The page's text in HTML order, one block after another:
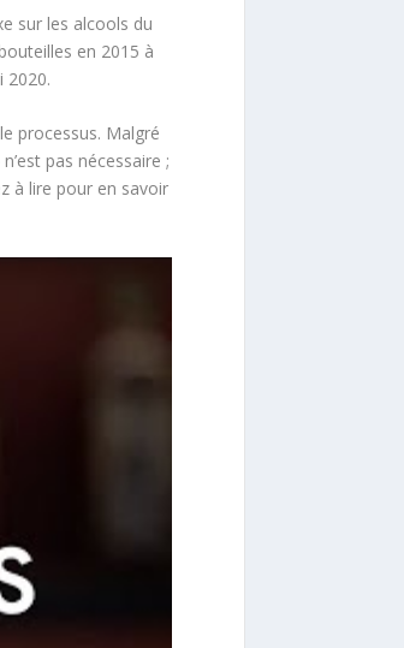
sur les alcools du
en 2015 à
2020.
processus. Malgré
pas nécessaire ;
à lire pour en savoir